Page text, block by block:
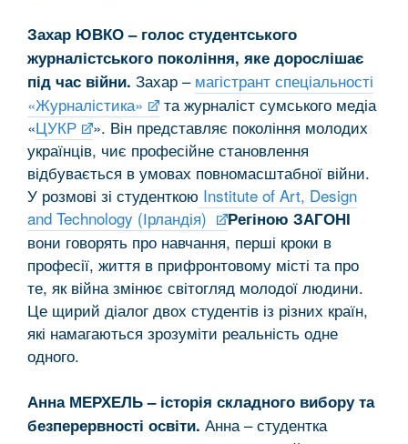
Захар ЮВКО – голос студентського
журналістського покоління, яке дорослішає
під час війни. Захар – магістрант спеціальності
«Журналістика»
та журналіст сумського медіа
«ЦУКР
». Він представляє покоління молодих
українців, чиє професійне становлення
відбувається в умовах повномасштабної війни.
У розмові зі студенткою Institute of Art, Design
and Technology (Ірландія)
Регіною ЗАГОНІ
вони говорять про навчання, перші кроки в
професії, життя в прифронтовому місті та про
те, як війна змінює світогляд молодої людини.
Це щирий діалог двох студентів із різних країн,
які намагаються зрозуміти реальність одне
одного.
Анна МЕРХЕЛЬ – історія складного вибору та
безперервності освіти. Анна – студентка